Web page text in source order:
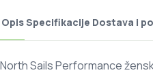
OpisSpecifikacije Dostava i
North Sails Performance